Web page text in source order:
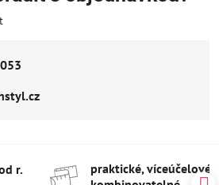
r​.
praktické, víceúčelové